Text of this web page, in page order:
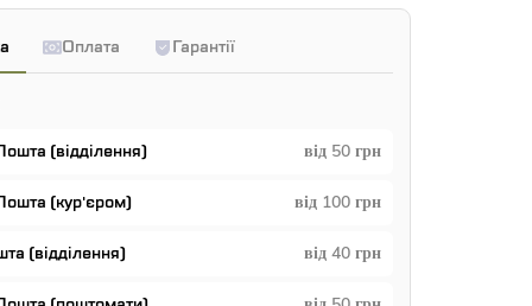
Оплата Гарантії
(відділення) від 50 грн
(кур'єром) від 100 грн
(відділення) від 40 грн